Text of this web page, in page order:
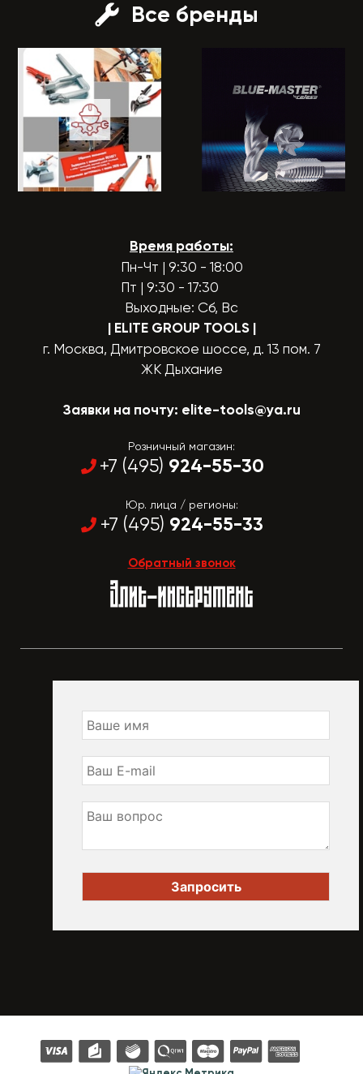
Все бренды
Время работы:
Пн-Чт | 9:30 - 18:00
Пт | 9:30 - 17:30
Выходные: Сб, Вс
| ELITE GROUP TOOLS |
г. Москва, Дмитровское шоссе, д. 13 пом. 7
ЖК Дыхание
Заявки на почту: elite-tools@ya.ru
Розничный магазин:
+7 (495) 924-55-30
Юр. лица / регионы:
+7 (495) 924-55-33
Обратный звонок